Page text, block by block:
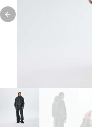
Previous slide